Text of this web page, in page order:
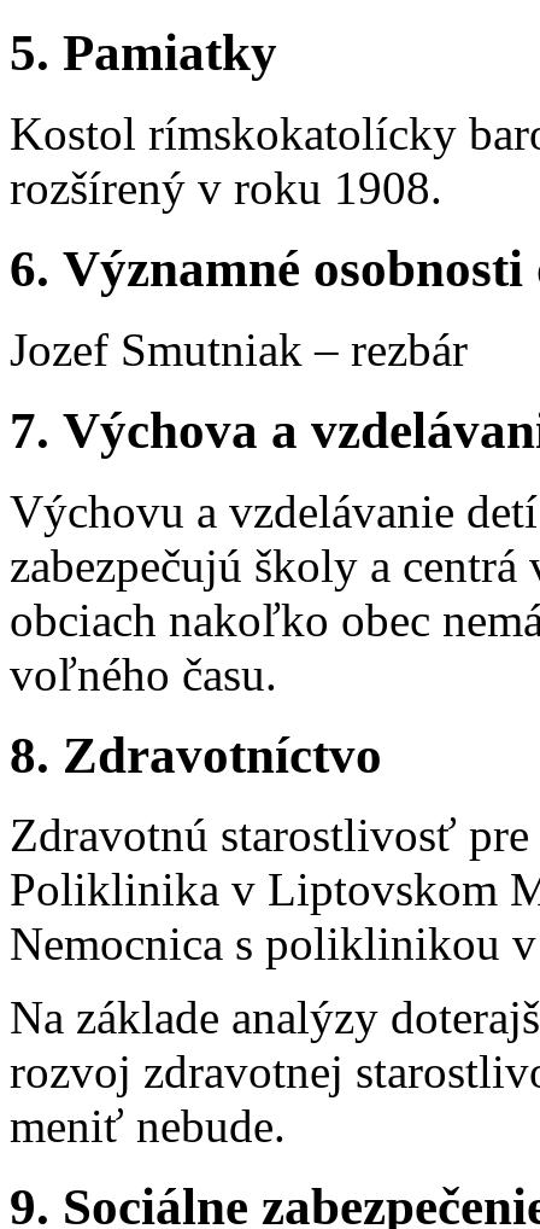
5. Pamiatky
Kostol rímskokatolícky
rozšírený v roku 1908.
6. Významné osobnosti
Jozef Smutniak – rezbár
7. Výchova a
Výchovu a vzdelávanie
zabezpečujú školy a
obciach nakoľko obec
voľného času.
8. Zdravotníctvo
Zdravotnú starostlivosť
Poliklinika v Liptovskom
Nemocnica s poliklinikou
Na základe analýzy
rozvoj zdravotnej
meniť nebude.
9. Sociálne